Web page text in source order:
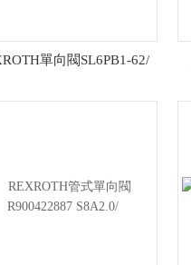
單向閥SL6PB1-62/